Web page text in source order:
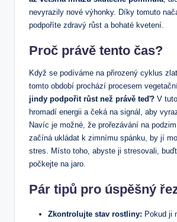
nevyrazily nové výhonky. Díky tomuto
podpoříte zdravý růst a bohaté kvetení.
Proč právě tento čas?
Když se podíváme na přirozený cyklus
tomto období prochází procesem
jindy podpořit růst než právě teď? V
hromadí energii a čeká na signál, aby
Navíc je možné, že prořezávání na
začíná ukládat k zimnímu spánku, by jí
stres. Místo toho, abyste ji stresovali,
počkejte na jaro.
Pár tipů pro úspěšný
Zkontrolujte stav rostliny: Pokud ji